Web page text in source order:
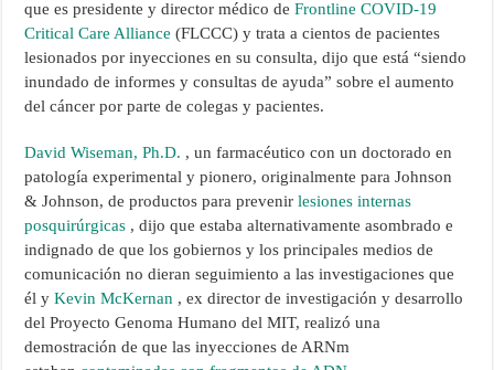
que es presidente y director médico deFrontline COVID-19
Critical Care Alliance (FLCCC) y trata a cientos de pacientes
lesionados por inyecciones en su consulta, dijo que está “siendo
inundado de informes y consultas de ayuda” sobre el aumento
del cáncer por parte de colegas y pacientes.
David Wiseman, Ph.D. , un farmacéutico con un doctorado en
patología experimental y pionero, originalmente para Johnson
& Johnson, de productos para prevenirlesiones internas
posquirúrgicas , dijo que estaba alternativamente asombrado e
indignado de que los gobiernos y los principales medios de
comunicación no dieran seguimiento a las investigaciones que
él yKevin McKernan , ex director de investigación y desarrollo
del Proyecto Genoma Humano del MIT, realizó una
demostración de que las inyecciones de ARNm